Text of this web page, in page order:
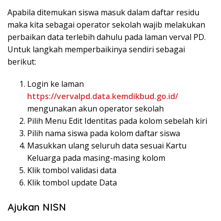
Apabila ditemukan siswa masuk dalam daftar residu
maka kita sebagai operator sekolah wajib melakukan
perbaikan data terlebih dahulu pada laman verval PD.
Untuk langkah memperbaikinya sendiri sebagai
berikut:
Login ke laman
https://vervalpd.data.kemdikbud.go.id/
mengunakan akun operator sekolah
Pilih Menu Edit Identitas pada kolom sebelah kiri
Pilih nama siswa pada kolom daftar siswa
Masukkan ulang seluruh data sesuai Kartu
Keluarga pada masing-masing kolom
Klik tombol validasi data
Klik tombol update Data
Ajukan NISN